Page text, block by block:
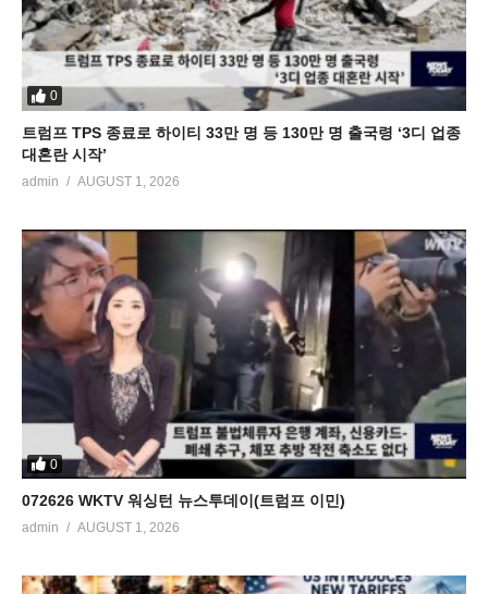
0
트럼프 TPS 종료로 하이티 33만 명 등 130만 명 출국령 ‘3디 업종
대혼란 시작’
admin AUGUST 1, 2026
0
072626 WKTV 워싱턴 뉴스투데이(트럼프 이민)
admin AUGUST 1, 2026